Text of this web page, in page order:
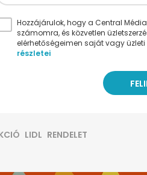
Hozzájárulok, hogy a Central
számomra, és közvetlen
elérhetőségeimen saját vagy
részletei
LIDL RENDELET